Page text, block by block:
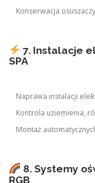
Konserwacja
7. Instalacje
SPA
Naprawa instalacji
Kontrola uziemienia,
Montaż
8. Systemy
RGB